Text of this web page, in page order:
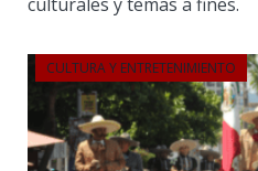
CULTURA Y ENTRETENIMIENTO